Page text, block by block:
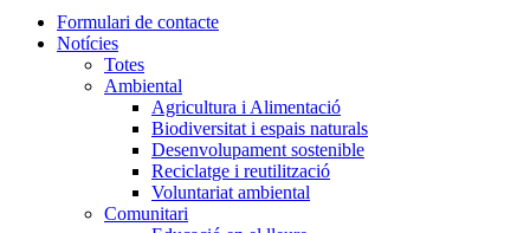
Navegació
principal
Formulari de contacte
Notícies
Totes
Ambiental
Agricultura i Alimentació
Biodiversitat i espais naturals
Desenvolupament sostenible
Reciclatge i reutilització
Voluntariat ambiental
Comunitari